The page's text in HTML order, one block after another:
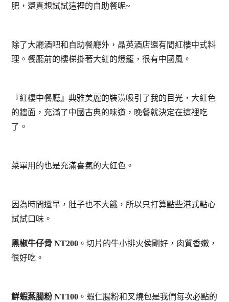
肥，還真想試試這裡的自助餐呢~
除了大廳酒吧和自助餐廳外，晶英酒店還有間紅樓中式料
理。餐廳前的樓梯掛著大紅的燈籠，很有中國風。
『紅樓中餐廳』典雅美麗的裝潢吸引了我的目光，大紅色
的牆面，充滿了中國古典的味道，晚餐就決定在這裡吃
了。
菜單用的也是充滿喜氣的大紅色。
因為時間還早，肚子也不大餓，所以只打算點些港式點心
試試口味。
黑椒牛仔骨 NT200 。切片的牛小排火侯剛好，肉質香嫩，
很好吃。
鮮蝦蒸腸粉 NT100 。蝦仁腸粉和叉燒包是我們每次必點的